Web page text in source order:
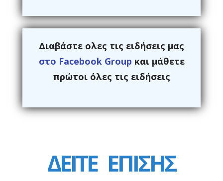
Διαβάστε ολες τις ειδήσεις μας
στο Facebook Group και μάθετε
πρώτοι όλες τις ειδήσεις
ΔΕΙΤΕ ΕΠΙΣΗΣ